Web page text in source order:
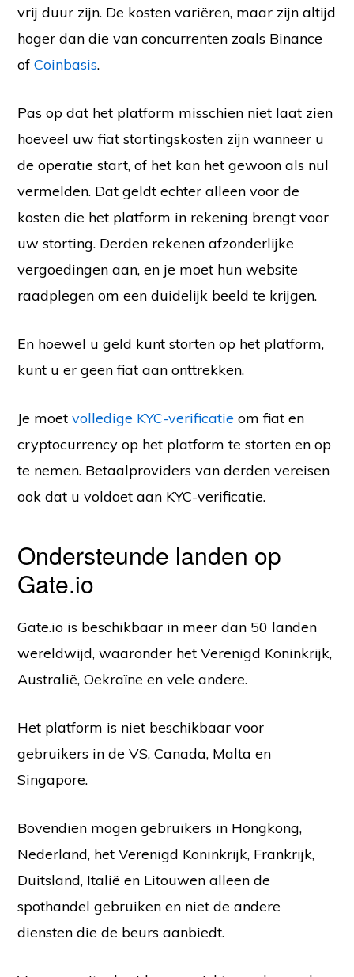
vrij duur zijn. De kosten variëren, maar zijn altijd
hoger dan die van concurrenten zoals Binance
ofCoinbasis.
Pas op dat het platform misschien niet laat zien
hoeveel uw fiat stortingskosten zijn wanneer u
de operatie start, of het kan het gewoon als nul
vermelden. Dat geldt echter alleen voor de
kosten die het platform in rekening brengt voor
uw storting. Derden rekenen afzonderlijke
vergoedingen aan, en je moet hun website
raadplegen om een duidelijk beeld te krijgen.
En hoewel u geld kunt storten op het platform,
kunt u er geen fiat aan onttrekken.
Je moetvolledige KYC-verificatie om fiat en
cryptocurrency op het platform te storten en op
te nemen. Betaalproviders van derden vereisen
ook dat u voldoet aan KYC-verificatie.
Ondersteunde landen op
Gate.io
Gate.io is beschikbaar in meer dan 50 landen
wereldwijd, waaronder het Verenigd Koninkrijk,
Australië, Oekraïne en vele andere.
Het platform is niet beschikbaar voor
gebruikers in de VS, Canada, Malta en
Singapore.
Bovendien mogen gebruikers in Hongkong,
Nederland, het Verenigd Koninkrijk, Frankrijk,
Duitsland, Italië en Litouwen alleen de
spothandel gebruiken en niet de andere
diensten die de beurs aanbiedt.